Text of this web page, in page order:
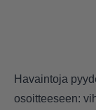
Havaintoja
osoitteeseen: